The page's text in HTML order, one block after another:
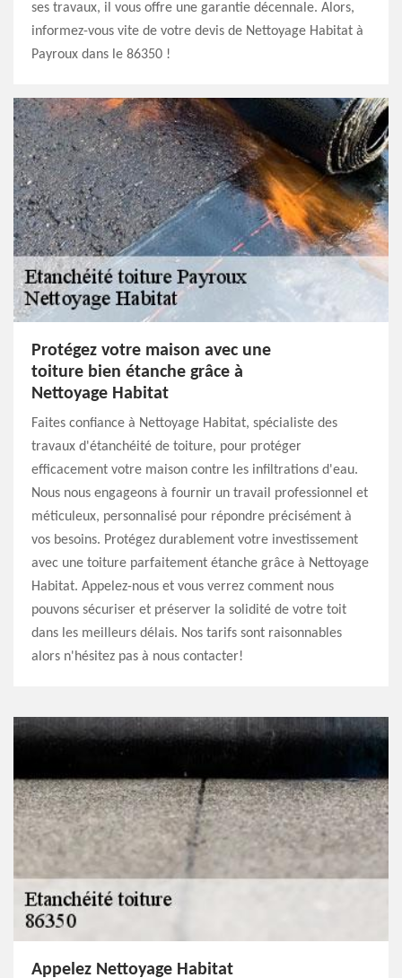
ses travaux, il vous offre une garantie décennale. Alors,
informez-vous vite de votre devis de Nettoyage Habitat à
Payroux dans le 86350 !
Protégez votre maison avec une
toiture bien étanche grâce à
Nettoyage Habitat
Faites confiance à Nettoyage Habitat, spécialiste des
travaux d'étanchéité de toiture, pour protéger
efficacement votre maison contre les infiltrations d'eau.
Nous nous engageons à fournir un travail professionnel et
méticuleux, personnalisé pour répondre précisément à
vos besoins. Protégez durablement votre investissement
avec une toiture parfaitement étanche grâce à Nettoyage
Habitat. Appelez-nous et vous verrez comment nous
pouvons sécuriser et préserver la solidité de votre toit
dans les meilleurs délais. Nos tarifs sont raisonnables
alors n'hésitez pas à nous contacter!
Appelez Nettoyage Habitat